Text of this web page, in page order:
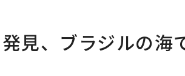
見、ブラジルの海